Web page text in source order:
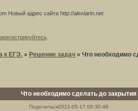
Новый адрес сайта http://alexlarin.net
.
к ЕГЭ. »Решение задач »Что необходимо
Что необходимо сделать до
Поделиться2021-05-17 00:30:48